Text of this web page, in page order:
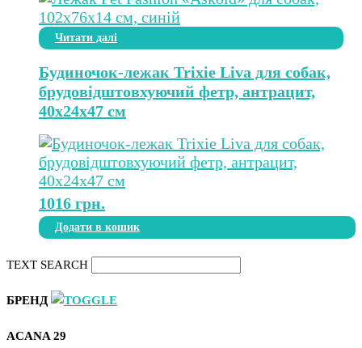
Читати далі
Будиночок-лежак Trixie Liva для собак,
брудовідштовхуючий фетр, антрацит,
40х24х47 см
1016 грн.
Додати в кошик
TEXT SEARCH
БРЕНД
ACANA 29